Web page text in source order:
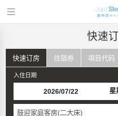
快速
快速订房 住宿券 項目代码
入住日期
星
鼓迎家庭客房(二大床)